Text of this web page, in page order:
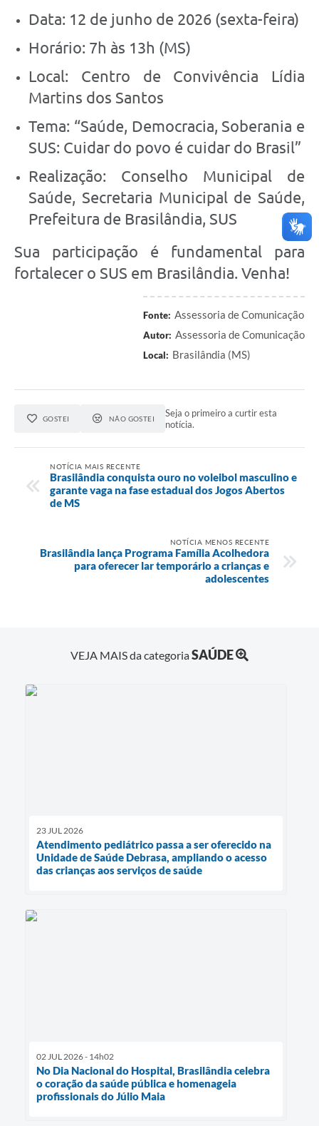
Data: 12 de junho de 2026 (sexta-feira)
Horário: 7h às 13h (MS)
Local: Centro de Convivência Lídia
Martins dos Santos
Tema: “Saúde, Democracia, Soberania e
SUS: Cuidar do povo é cuidar do Brasil”
Realização: Conselho Municipal de
Saúde, Secretaria Municipal de Saúde,
Prefeitura de Brasilândia, SUS
Sua participação é fundamental para
fortalecer o SUS em Brasilândia. Venha!
Fonte: Assessoria de Comunicação
Autor: Assessoria de Comunicação
Local: Brasilândia (MS)
GOSTEI NÃO GOSTEI
Seja o primeiro a curtir esta
notícia.
NOTÍCIA MAIS RECENTE
Brasilândia conquista ouro no voleibol masculino e
garante vaga na fase estadual dos Jogos Abertos
de MS
NOTÍCIA MENOS RECENTE
Brasilândia lança Programa Família Acolhedora
para oferecer lar temporário a crianças e
adolescentes
VEJA MAIS da categoriaSAÚDE
23 JUL 2026
Atendimento pediátrico passa a ser oferecido na
Unidade de Saúde Debrasa, ampliando o acesso
das crianças aos serviços de saúde
02 JUL 2026 - 14h02
No Dia Nacional do Hospital, Brasilândia celebra
o coração da saúde pública e homenageia
profissionais do Júlio Maia